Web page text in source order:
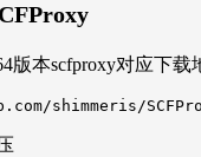
版本scfproxy对应下载
shimmeris/